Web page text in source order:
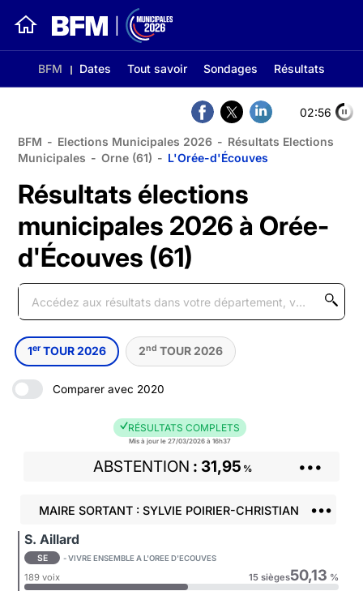
BFM Dates Tout savoir Sondages Résultats
02:56
BFM - Elections Municipales 2026 - Résultats Elections
Municipales - Orne (61) - L'Orée-d'Écouves
Résultats élections
municipales 2026 à Orée-
d'Écouves (61)
1er TOUR 2026 2nd TOUR 2026
Comparer avec 2020
RÉSULTATS COMPLETS
Mis à jour le 27/03/2026 à 16h37
ABSTENTION 31,95 % •••
MAIRE SORTANT : SYLVIE POIRIER-CHRISTIAN •••
S. Aillard
SE - VIVRE ENSEMBLE A L'OREE D'ECOUVES
189 voix 15 sièges50,13 %